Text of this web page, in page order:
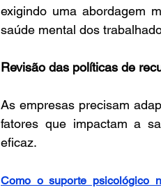
exigindo uma abordagem
saúde mental dos
Revisão das políticas de
As empresas precisam
fatores que impactam a
eficaz. ​
Como o suporte psicológico